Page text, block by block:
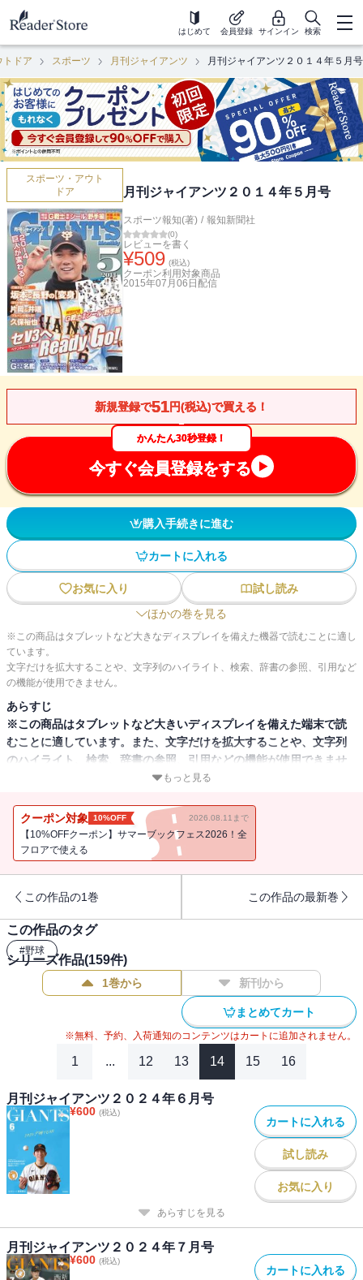
はじめて 会員登録 サインイン 検索
トドア スポーツ 月刊ジャイアンツ 月刊ジャイアンツ２０１４年５月号
スポーツ・アウト
ドア
月刊ジャイアンツ２０１４年５月号
スポーツ報知(著) / 報知新聞社
(0)
レビューを書く
¥509 (税込)
クーポン利用対象商品
2015年07月06日 配信
新規登録で51円(税込)で買える！
かんたん30秒登録！
今すぐ会員登録をする
購入手続きに進む
カートに入れる
お気に入り
試し読み
ほかの巻を見る
※この商品はタブレットなど大きなディスプレイを備えた機器で読むことに適し
ています。
文字だけを拡大することや、文字列のハイライト、検索、辞書の参照、引用など
の機能が使用できません。
あらすじ
※この商品はタブレットなど大きいディスプレイを備えた端末で読
むことに適しています。また、文字だけを拡大することや、文字列
のハイライト、検索、辞書の参照、引用などの機能が使用できませ
セ・リーグ３連覇と日本一奪回を目指す戦いがいよいよスタート。
「月刊ジャイアンツ５月号」は、シーズンに臨むチームの仕上がり
を総チェック。投打のキーマンや新戦力にスポットを当てます。な
もっと見る
クーポン対象 10%OFF 2026.08.11まで
【10%OFFクーポン】サマーブックフェス2026！全
フロアで使える
この作品の1巻 この作品の最新巻
この作品のタグ
#野球
シリーズ作品(159件)
1巻から 新刊から
まとめてカート
※無料、予約、入荷通知のコンテンツはカートに追加されません。
1 ... 12 13 14 15 16
月刊ジャイアンツ２０２４年６月号
¥600 (税込)
カートに入れる
試し読み
お気に入り
あらすじを見る
月刊ジャイアンツ２０２４年７月号
¥600 (税込)
カートに入れる